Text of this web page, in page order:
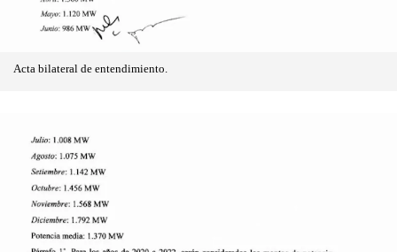
Acta bilateral de entendimiento.